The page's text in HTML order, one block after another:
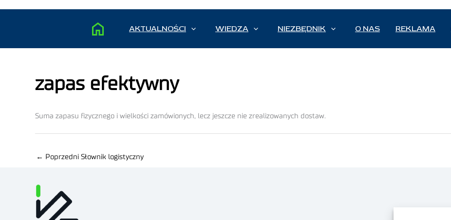
AKTUALNOŚCI WIEDZA NIEZBĘDNIK O NAS REKLAMA
zapas efektywny
Suma zapasu fizycznego i wielkości zamówionych, lecz jeszcze nie zrealizowanych dostaw.
← Poprzedni Słownik logistyczny